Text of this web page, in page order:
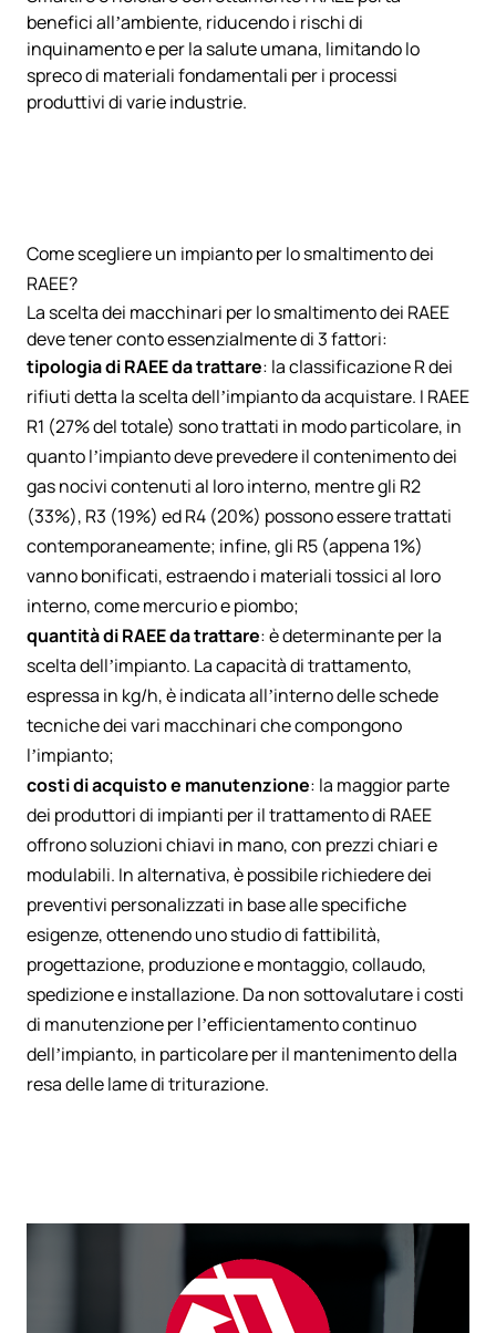
benefici all’ambiente, riducendo i rischi di
inquinamento e per la salute umana, limitando lo
spreco di materiali fondamentali per i processi
produttivi di varie industrie.
Come scegliere un impianto per lo smaltimento dei
RAEE?
La scelta dei macchinari per lo smaltimento dei RAEE
deve tener conto essenzialmente di 3 fattori:
tipologia di RAEE da trattare: la classificazione R dei
rifiuti detta la scelta dell’impianto da acquistare. I RAEE
R1 (27% del totale) sono trattati in modo particolare, in
quanto l’impianto deve prevedere il contenimento dei
gas nocivi contenuti al loro interno, mentre gli R2
(33%), R3 (19%) ed R4 (20%) possono essere trattati
contemporaneamente; infine, gli R5 (appena 1%)
vanno bonificati, estraendo i materiali tossici al loro
interno, come mercurio e piombo;
quantità di RAEE da trattare: è determinante per la
scelta dell’impianto. La capacità di trattamento,
espressa in kg/h, è indicata all’interno delle schede
tecniche dei vari macchinari che compongono
l’impianto;
costi di acquisto e manutenzione: la maggior parte
dei produttori di impianti per il trattamento di RAEE
offrono soluzioni chiavi in mano, con prezzi chiari e
modulabili. In alternativa, è possibile richiedere dei
preventivi personalizzati in base alle specifiche
esigenze, ottenendo uno studio di fattibilità,
progettazione, produzione e montaggio, collaudo,
spedizione e installazione. Da non sottovalutare i costi
di manutenzione per l’efficientamento continuo
dell’impianto, in particolare per il mantenimento della
resa delle lame di triturazione.